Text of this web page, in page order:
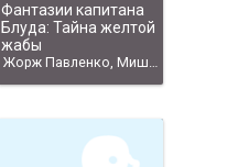
Фантазии капитана
Блуда: Тайна желтой
жабы
Жорж Павленко, Мишель Федотов, Михаил Федотов скачать